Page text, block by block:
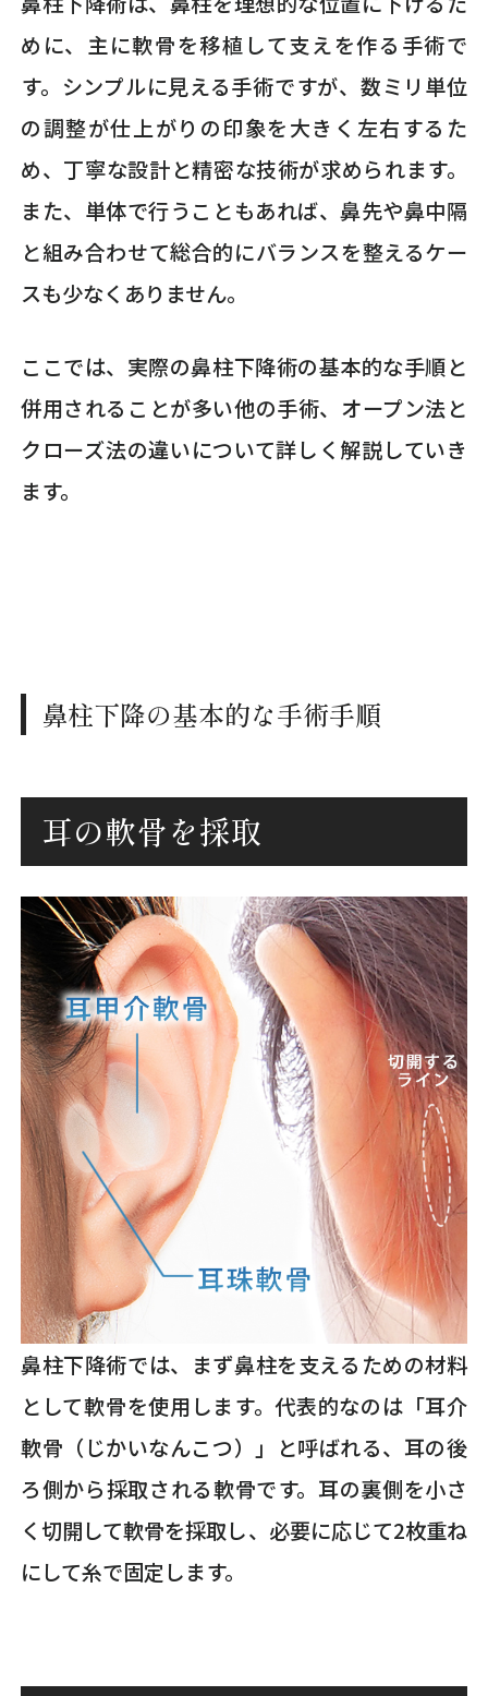
めに、主に軟骨を移植して支えを作る手術で
す。シンプルに見える手術ですが、数ミリ単位
の調整が仕上がりの印象を大きく左右するた
め、丁寧な設計と精密な技術が求められます。
また、単体で行うこともあれば、鼻先や鼻中隔
と組み合わせて総合的にバランスを整えるケー
スも少なくありません。
ここでは、実際の鼻柱下降術の基本的な手順と
併用されることが多い他の手術、オープン法と
クローズ法の違いについて詳しく解説していき
ます。
鼻柱下降の基本的な手術手順
耳の軟骨を採取
鼻柱下降術では、まず鼻柱を支えるための材料
として軟骨を使用します。代表的なのは「耳介
軟骨（じかいなんこつ）」と呼ばれる、耳の後
ろ側から採取される軟骨です。耳の裏側を小さ
く切開して軟骨を採取し、必要に応じて2枚重ね
にして糸で固定します。